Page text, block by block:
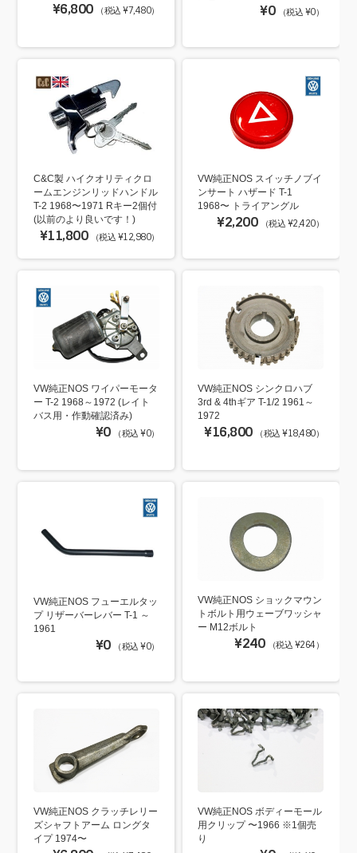
¥6,800 （税込 ¥7,480） ¥0 （税込 ¥0）
C&C製 ハイクオリティクロ
ームエンジンリッドハンドル
T-2 1968〜1971 Rキー2個付
(以前のより良いです！)
¥11,800 （税込 ¥12,980）
VW純正NOS スイッチノブイ
ンサート ハザード T-1
1968〜 トライアングル
¥2,200 （税込 ¥2,420）
VW純正NOS ワイパーモータ
ー T-2 1968～1972 (レイト
バス用・作動確認済み)
¥0 （税込 ¥0）
VW純正NOS シンクロハブ
3rd & 4thギア T-1/2 1961～
1972
¥16,800 （税込 ¥18,480）
VW純正NOS フューエルタッ
プ リザーバーレバー T-1 ～
1961
¥0 （税込 ¥0）
VW純正NOS ショックマウン
トボルト用ウェーブワッシャ
ー M12ボルト
¥240 （税込 ¥264）
VW純正NOS クラッチレリー
ズシャフトアーム ロングタ
イプ 1974〜
VW純正NOS ボディーモール
用クリップ 〜1966 ※1個売
り